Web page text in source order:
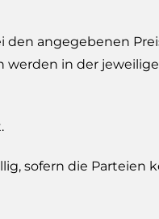
angegebenen
werden in der
sofern die